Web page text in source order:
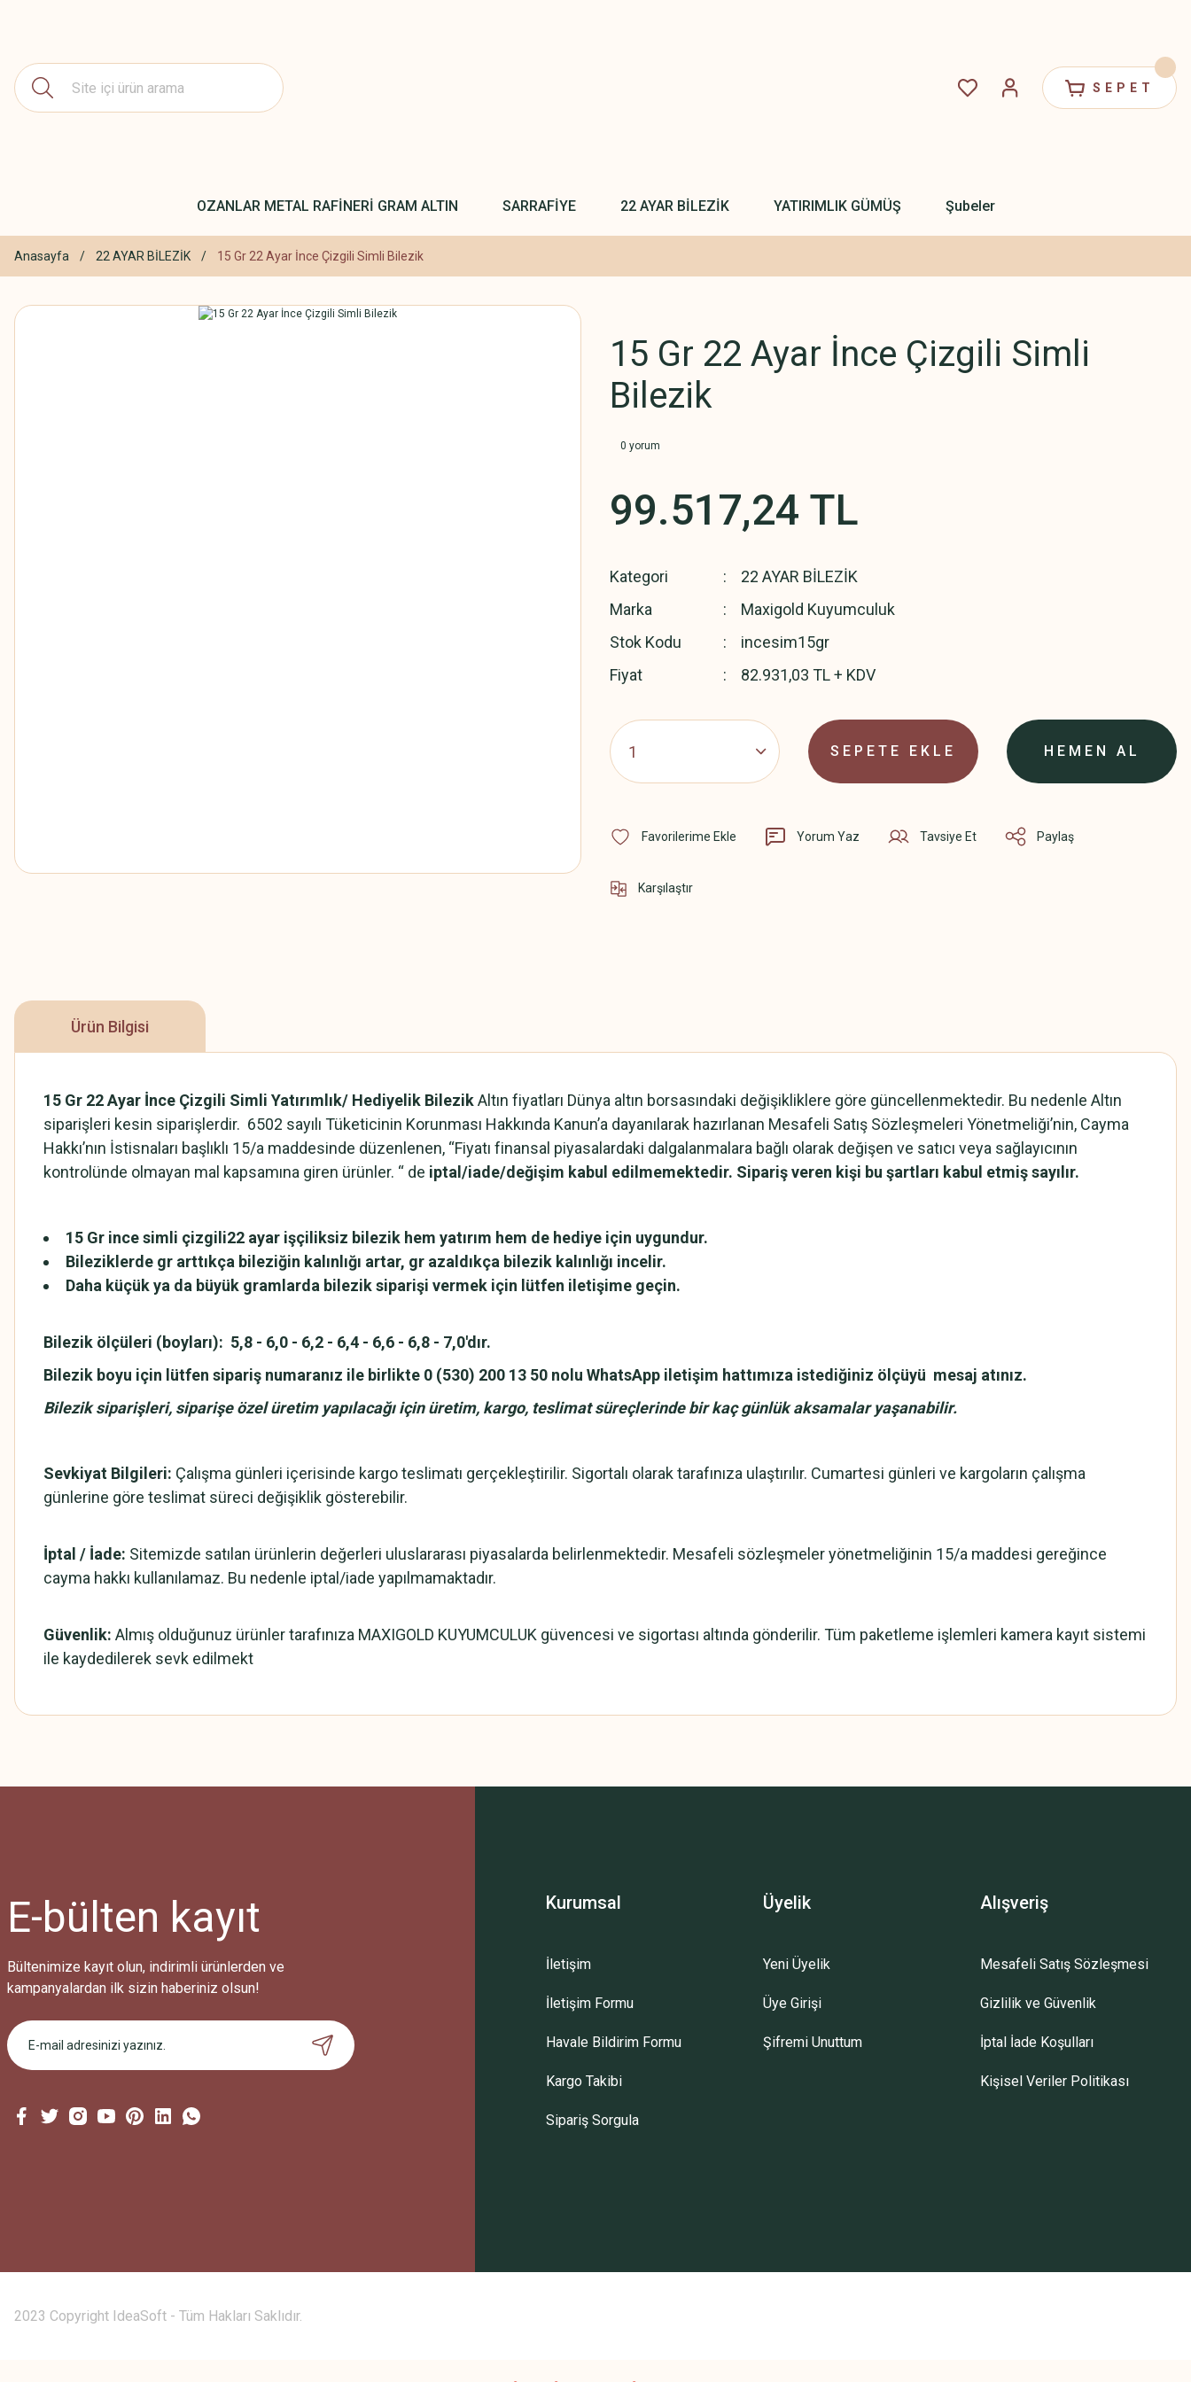
SEPET
OZANLAR METAL RAFİNERİ GRAM ALTIN SARRAFİYE 22 AYAR BİLEZİK YATIRIMLIK GÜMÜŞ Şubeler
Anasayfa 22 AYAR BİLEZİK 15 Gr 22 Ayar İnce Çizgili Simli Bilezik
15 Gr 22 Ayar İnce Çizgili Simli
Bilezik
0 yorum
99.517,24 TL
Kategori
22 AYAR BİLEZİK
Marka
Maxigold Kuyumculuk
Stok Kodu
incesim15gr
Fiyat
82.931,03 TL + KDV
SEPETE EKLE HEMEN AL
Yorum Yaz Tavsiye Et Paylaş
Karşılaştır
Ürün Bilgisi
15 Gr 22 Ayar İnce Çizgili Simli Yatırımlık/ Hediyelik BilezikAltın fiyatları Dünya altın borsasındaki değişikliklere göre güncellenmektedir. Bu nedenle Altın
siparişleri kesin siparişlerdir. 6502 sayılı Tüketicinin Korunması Hakkında Kanun’a dayanılarak hazırlanan Mesafeli Satış Sözleşmeleri Yönetmeliği’nin, Cayma
Hakkı’nın İstisnaları başlıklı 15/a maddesinde düzenlenen, “Fiyatı finansal piyasalardaki dalgalanmalara bağlı olarak değişen ve satıcı veya sağlayıcının
kontrolünde olmayan mal kapsamına giren ürünler. “ de iptal/iade/değişim kabul edilmemektedir. Sipariş veren kişi bu şartları kabul etmiş sayılır.
15 Gr ince simli çizgili22 ayar işçiliksiz bilezik hem yatırım hem de hediye için uygundur.
Bileziklerde gr arttıkça bileziğin kalınlığı artar, gr azaldıkça bilezik kalınlığı incelir.
Daha küçük ya da büyük gramlarda bilezik siparişi vermek için lütfen iletişime geçin.
Bilezik ölçüleri (boyları): 5,8 - 6,0 - 6,2 - 6,4 - 6,6 - 6,8 - 7,0'dır.
Bilezik boyu için lütfen sipariş numaranız ile birlikte 0 (530) 200 13 50 nolu WhatsApp iletişim hattımıza istediğiniz ölçüyü mesaj atınız.
Bilezik siparişleri, siparişe özel üretim yapılacağı için üretim, kargo, teslimat süreçlerinde bir kaç günlük aksamalar yaşanabilir.
Sevkiyat Bilgileri: Çalışma günleri içerisinde kargo teslimatı gerçekleştirilir. Sigortalı olarak tarafınıza ulaştırılır. Cumartesi günleri ve kargoların çalışma
günlerine göre teslimat süreci değişiklik gösterebilir.
İptal / İade: Sitemizde satılan ürünlerin değerleri uluslararası piyasalarda belirlenmektedir. Mesafeli sözleşmeler yönetmeliğinin 15/a maddesi gereğince
cayma hakkı kullanılamaz. Bu nedenle iptal/iade yapılmamaktadır.
Güvenlik: Almış olduğunuz ürünler tarafınıza MAXIGOLD KUYUMCULUK güvencesi ve sigortası altında gönderilir. Tüm paketleme işlemleri kamera kayıt sistemi
ile kaydedilerek sevk edilmekt
E-bülten kayıt
Bültenimize kayıt olun, indirimli ürünlerden ve
kampanyalardan ilk sizin haberiniz olsun!
Kurumsal
İletişim
İletişim Formu
Havale Bildirim Formu
Kargo Takibi
Sipariş Sorgula
Üyelik
Yeni Üyelik
Üye Girişi
Şifremi Unuttum
Alışveriş
Mesafeli Satış Sözleşmesi
Gizlilik ve Güvenlik
İptal İade Koşulları
Kişisel Veriler Politikası
2023 Copyright IdeaSoft - Tüm Hakları Saklıdır.